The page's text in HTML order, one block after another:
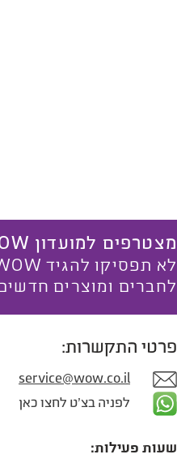
מצטרפים למועדון WOW
לחברים ומוצרים
פרטי התקשרות:
service@wow.co.il
לפניה בצ'ט לחצו כאן
שעות פעילות: